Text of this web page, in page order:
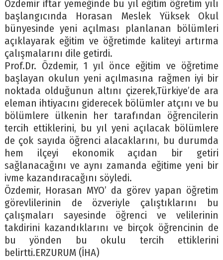
Özdemir iftar yemeğinde bu yıl eğitim öğretim yılı
başlangıcında Horasan Meslek Yüksek Okul
bünyesinde yeni açılması planlanan bölümleri
açıklayarak eğitim ve öğretimde kaliteyi artırma
çalışmalarını dile getirdi.
Prof.Dr. Özdemir, 1 yıl önce eğitim ve öğretime
başlayan okulun yeni açılmasına rağmen iyi bir
noktada olduğunun altını çizerek,Türkiye’de ara
eleman ihtiyacını giderecek bölümler atçını ve bu
bölümlere ülkenin her tarafından öğrencilerin
tercih ettiklerini, bu yıl yeni açılacak bölümlere
de çok sayıda öğrenci alacaklarını, bu durumda
hem ilçeyi ekonomik açıdan bir getiri
sağlanacağını ve aynı zamanda eğitime yeni bir
ivme kazandıracağını söyledi.
Özdemir, Horasan MYO’ da görev yapan öğretim
görevlilerinin de özveriyle çalıştıklarını bu
çalışmaları sayesinde öğrenci ve velilerinin
takdirini kazandıklarını ve birçok öğrencinin de
bu yönden bu okulu tercih ettiklerini
belirtti.ERZURUM (İHA)